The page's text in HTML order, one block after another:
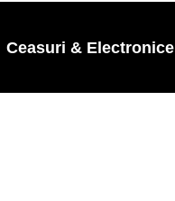
Ceasuri & Electronice